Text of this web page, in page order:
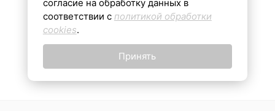
16+
согласие на обработку данных в
соответствии с политикой обработки
cookies.
Принять